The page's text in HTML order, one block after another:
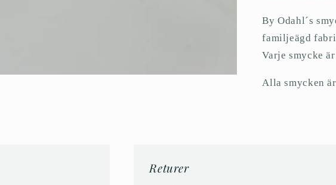
By Odahl´s
familjeägd
Varje smycke
Alla smycken
Returer